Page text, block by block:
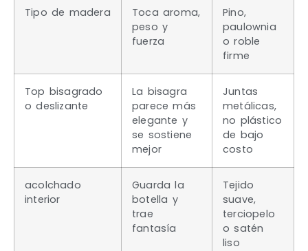
Tipo de madera
Toca aroma,
peso y
fuerza
Pino,
paulownia
o roble
firme
Top bisagrado
o deslizante
La bisagra
parece más
elegante y
se sostiene
mejor
Juntas
metálicas,
no plástico
de bajo
costo
acolchado
interior
Guarda la
botella y
trae
fantasía
Tejido
suave,
terciopelo
o satén
liso